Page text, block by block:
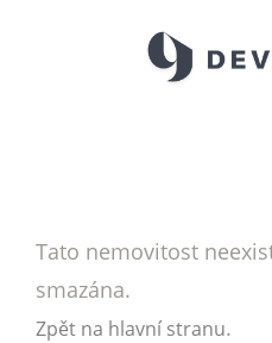
Tato nemovitost
smazána.
Zpět na hlavní stranu.